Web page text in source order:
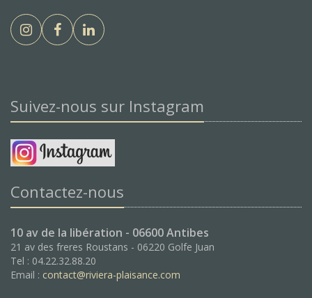
Suivez-nous sur Instagram
Contactez-nous
10 av de la libération - 06600 Antibes
21 av des freres Roustans - 06220 Golfe Juan
Tel : 04.22.32.88.20
Email : contact@riviera-plaisance.com